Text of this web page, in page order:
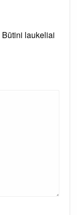
Būtini laukeliai